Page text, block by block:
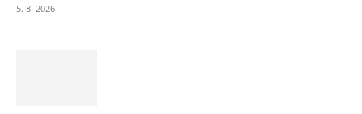
5. 8. 2026